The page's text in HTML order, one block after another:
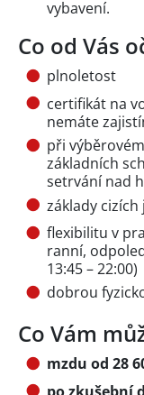
vybavení.
Co od Vás
plnoletost
certifikát na
nemáte
při
základních
setrvání nad
základy cizích
flexibilitu v
ranní,
13:45 – 22:00)
dobrou
Co Vám
mzdu od 28